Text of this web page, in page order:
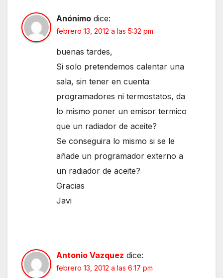
Anónimo dice:
febrero 13, 2012 a las 5:32 pm
buenas tardes,
Si solo pretendemos calentar una
sala, sin tener en cuenta
programadores ni termostatos, da
lo mismo poner un emisor termico
que un radiador de aceite?
Se conseguira lo mismo si se le
añade un programador externo a
un radiador de aceite?
Gracias
Javi
Antonio Vazquez dice:
febrero 13, 2012 a las 6:17 pm